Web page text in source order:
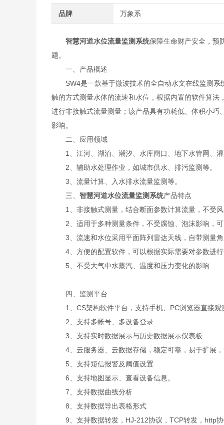
品牌 万象系
智慧河道水位流量监测系统保障生命财产安全，预
题。
一、产品概述
SW4是一款基于微波技术的全自动水文在线监测系
触的方式测量水体的流速和水位，根据内置的软件算
进行非接触式流量测量；该产品具有功耗低、体积小
影响。
二、应用领域
1、江河、湖泊、潮汐、水库闸口、地下水管网、灌
2、辅助水处理作业，如城市供水、排污监测等。
3、流量计算、入水排水流量监测等。
三、 智慧河道水位流量监测系统产品特点
1、非接触式测量，结合断面参数计算流量，不受风
2、适用于多种测量条件，不受腐蚀、泡沫影响，可
3、流速和水位采用平面阵列雷达天线，自带测量角
4、方便的配置软件，可以根据实际需要对参数进行
5、不受大气中水蒸汽、温度和压力变化的影响
四、监测平台
1、CS架构软件平台，支持手机、PC浏览器直接观
2、支持多帐号、多设备登录
3、支持实时数据展示与历史数据展示仪表板
4、云服务器、云数据存储，稳定可靠，易于扩展，
5、支持短信报警及阈值设置
6、支持地图显示、查看设备信息。
7、支持数据曲线分析
8、支持数据导出表格形式
9、支持数据转发，HJ-212协议，TCP转发，http协